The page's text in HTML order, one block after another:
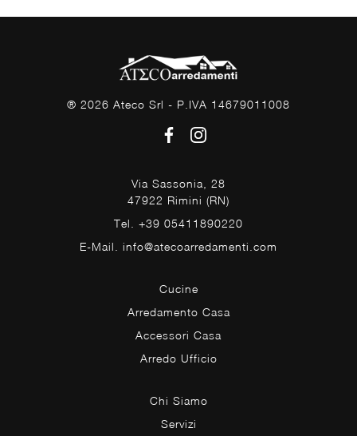
® 2026 Ateco Srl - P.IVA 14679011008
Via Sassonia, 28
47922 Rimini (RN)
Tel. +39 05411890220
E-Mail. info@atecoarredamenti.com
Cucine
Arredamento Casa
Accessori Casa
Arredo Ufficio
Chi Siamo
Servizi